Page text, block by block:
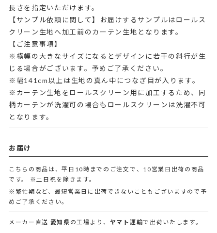
長さを指定いただけます。
【サンプル依頼に関して】お届けするサンプルはロールス
クリーン生地へ加工前のカーテン生地となります。
【ご注意事項】
※横幅の大きなサイズになるとデザインに若干の斜行が生
じる場合がございます。予めご了承ください。
※幅141cm以上は生地の真ん中につなぎ目が入ります。
※カーテン生地をロールスクリーン用に加工するため、同
柄カーテンが洗濯可の場合もロールスクリーンは洗濯不可
となります。
お届け
こちらの商品は、平日10時までのご注文で、10営業日出荷の商品
です。
※土日祝を除きます。
※繁忙期など、最短営業日に出荷できないこともございますので予
めご了承ください。
メーカー直送 愛知県 の工場より、 ヤマト運輸で出荷いたします。